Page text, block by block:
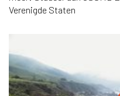
Verenigde Staten